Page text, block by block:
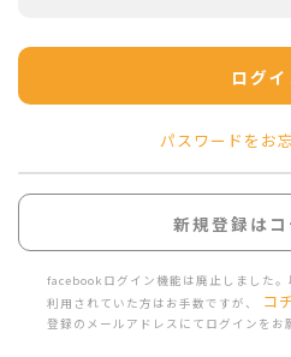
ログイ
パスワードをお
新規登録は
facebookログイン機能は廃止しました
利用されていた方はお手数ですが、
コ
登録のメールアドレスにてログインをお